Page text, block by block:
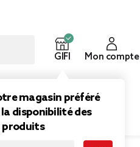
GIFI
magasin préféré
disponibilité des
produits
Mon compte